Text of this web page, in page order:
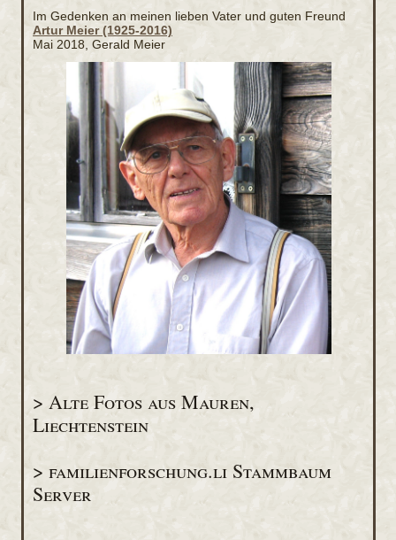
Im Gedenken an meinen lieben Vater und guten Freund
Artur Meier (1925-2016)
Mai 2018, Gerald Meier
> Alte Fotos aus Mauren,
Liechtenstein
> familienforschung.li Stammbaum
Server